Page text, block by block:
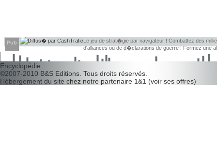
Pub
Le jeu de strat�gie par navigateur ! Combattez des
d'alliances ou de d�clarations de guerre ! Formez une
d�couvrir leurs faiblesses !
Encyclopédie
©2007-2010 B&S Editions . Tous droits réservés.
Hébergement du site chez notre partenaire 1&1 (voir ses offres)